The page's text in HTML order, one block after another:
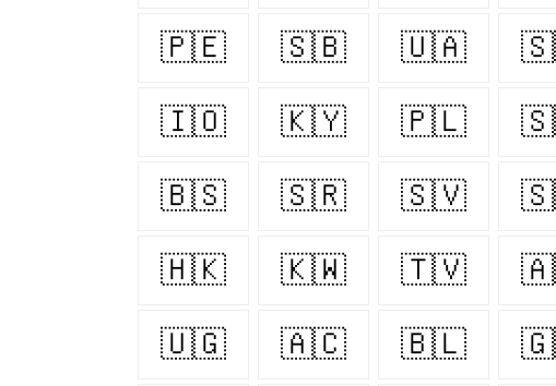
🇵🇪 🇸🇧 🇺🇦
🇮🇴 🇰🇾 🇵🇱
🇧🇸 🇸🇷 🇸🇻
🇭🇰 🇰🇼 🇹🇻
🇺🇬 🇦🇨 🇧🇱